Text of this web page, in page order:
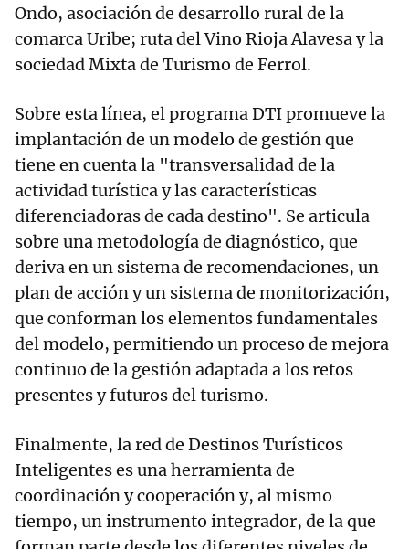
Ondo, asociación de desarrollo rural de la
comarca Uribe; ruta del Vino Rioja Alavesa y la
sociedad Mixta de Turismo de Ferrol.
Sobre esta línea, el programa DTI promueve la
implantación de un modelo de gestión que
tiene en cuenta la "transversalidad de la
actividad turística y las características
diferenciadoras de cada destino". Se articula
sobre una metodología de diagnóstico, que
deriva en un sistema de recomendaciones, un
plan de acción y un sistema de monitorización,
que conforman los elementos fundamentales
del modelo, permitiendo un proceso de mejora
continuo de la gestión adaptada a los retos
presentes y futuros del turismo.
Finalmente, la red de Destinos Turísticos
Inteligentes es una herramienta de
coordinación y cooperación y, al mismo
tiempo, un instrumento integrador, de la que